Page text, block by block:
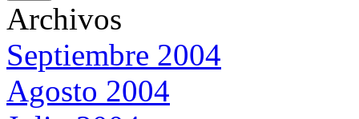
Archivos
Septiembre 2004
Agosto 2004